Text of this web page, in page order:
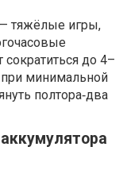
тяжёлые игры,
до 4–
минимальной
полтора‑два